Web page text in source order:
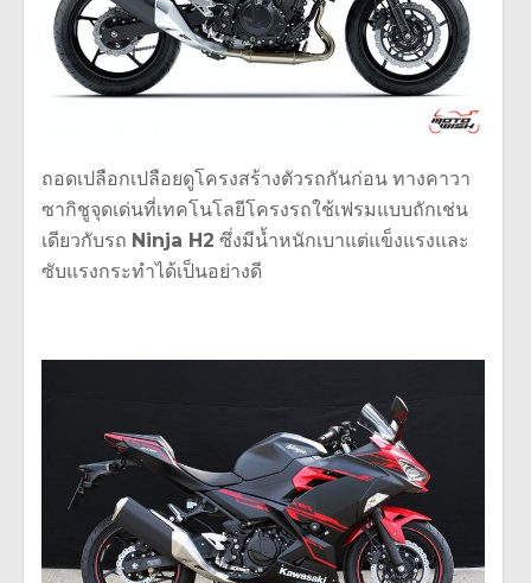
ถอดเปลือกเปลือยดูโครงสร้างตัวรถกันก่อน ทางคาวา
ซากิชูจุดเด่นที่เทคโนโลยีโครงรถใช้เฟรมแบบถักเช่น
เดียวกับรถ Ninja H2 ซึ่งมีน้ำหนักเบาแต่แข็งแรงและ
ซับแรงกระทำได้เป็นอย่างดี